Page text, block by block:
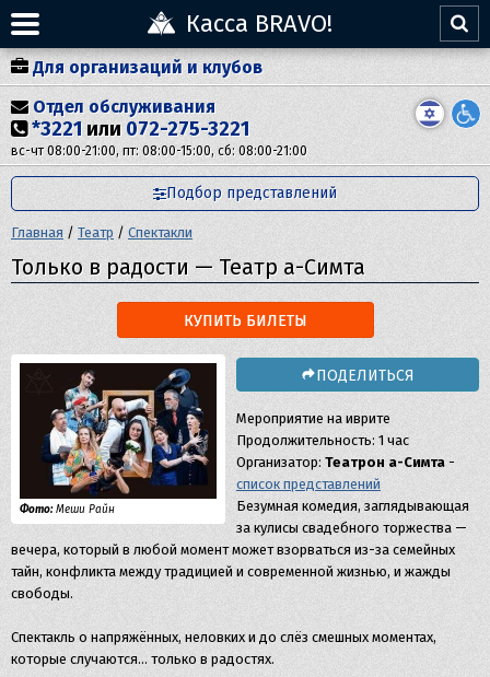
Касса BRAVO!
Для организаций и клубов
Отдел обслуживания
*3221 или 072-275-3221
вс-чт 08:00-21:00, пт: 08:00-15:00, сб: 08:00-21:00
Подбор представлений
Главная / Театр / Спектакли
Только в радости — Театр а-Симта
КУПИТЬ БИЛЕТЫ
Фото:Меши Райн
ПОДЕЛИТЬСЯ
Мероприятие на иврите
Продолжительность: 1 час
Организатор: Театрон а-Симта -
список представлений
Безумная комедия, заглядывающая
за кулисы свадебного торжества —
вечера, который в любой момент может взорваться из-за семейных
тайн, конфликта между традицией и современной жизнью, и жажды
свободы.
Спектакль о напряжённых, неловких и до слёз смешных моментах,
которые случаются… только в радостях.